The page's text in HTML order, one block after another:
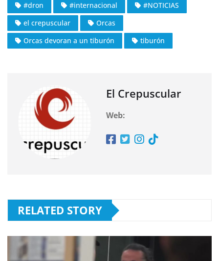
#dron #internacional
#NOTICIAS
el crepuscular
Orcas
Orcas devoran a un tiburón
tiburón
El Crepuscular
Web:
RELATED STORY